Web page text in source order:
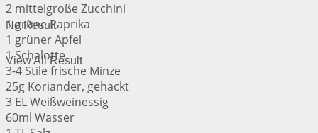
No Result
View All Result
2 mittelgroße Zucchini
1 grüne Paprika
1 grüner Apfel
1 Schalotte
3-4 Stile frische Minze
25g Koriander, gehackt
3 EL Weißweinessig
60ml Wasser